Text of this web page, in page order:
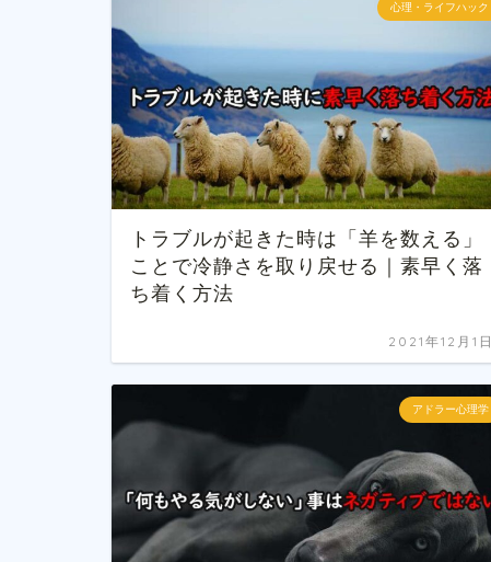
心理・ライフハック
トラブルが起きた時は「羊を数える」
ことで冷静さを取り戻せる｜素早く落
ち着く方法
2021年12月1日
アドラー心理学